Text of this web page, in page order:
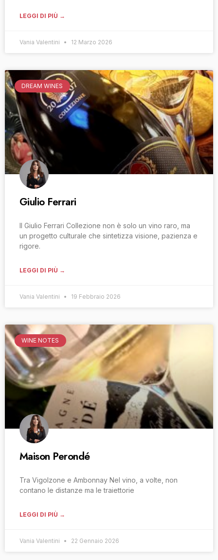
LEGGI DI PIÙ →
Vania Valentini 12 Marzo 2026
DREAM WINES
Giulio Ferrari
Il Giulio Ferrari Collezione non è solo un vino raro, ma
un progetto culturale che sintetizza visione, pazienza e
rigore.
LEGGI DI PIÙ →
Vania Valentini 19 Febbraio 2026
WINE NOTES
Maison Perondé
Tra Vigolzone e Ambonnay Nel vino, a volte, non
contano le distanze ma le traiettorie
LEGGI DI PIÙ →
Vania Valentini 22 Gennaio 2026